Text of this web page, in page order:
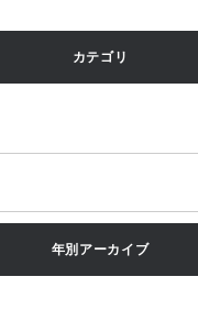
カテゴリ
年別アーカイブ